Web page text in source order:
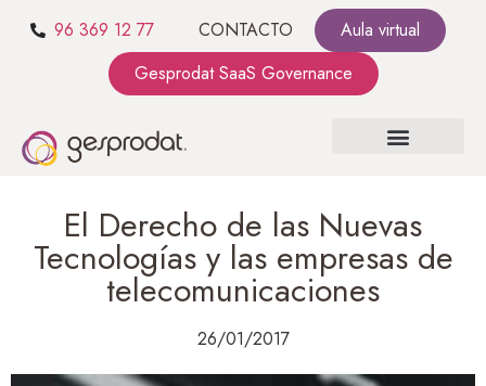
96 369 12 77 CONTACTO
Aula virtual
Gesprodat SaaS Governance
El Derecho de las Nuevas
Tecnologías y las empresas de
telecomunicaciones
26/01/2017